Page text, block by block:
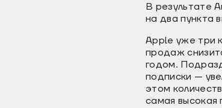
В результате
на два пункта
Apple уже три
продаж
годом.
подписки —
этом
самая высокая